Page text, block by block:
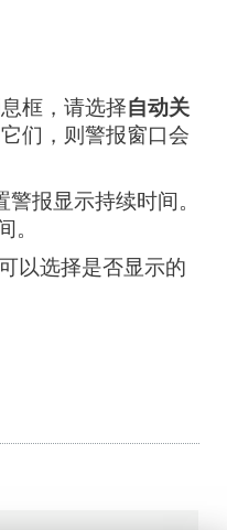
框，请选择自动关
们，则警报窗口会
警报显示持续时间。
以选择是否显示的